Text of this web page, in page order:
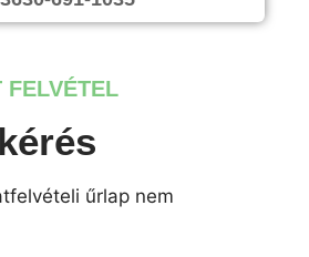
FELVÉTEL
űrlap nem